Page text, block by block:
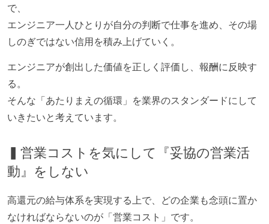
で、
エンジニア一人ひとりが自分の判断で仕事を進め、その場
しのぎではない信用を積み上げていく。
エンジニアが創出した価値を正しく評価し、報酬に反映す
る。
そんな「あたりまえの循環」を業界のスタンダードにして
いきたいと考えています。
▍営業コストを気にして『妥協の営業活
動』をしない
高還元の給与体系を実現する上で、どの企業も念頭に置か
なければならないのが「営業コスト」です。